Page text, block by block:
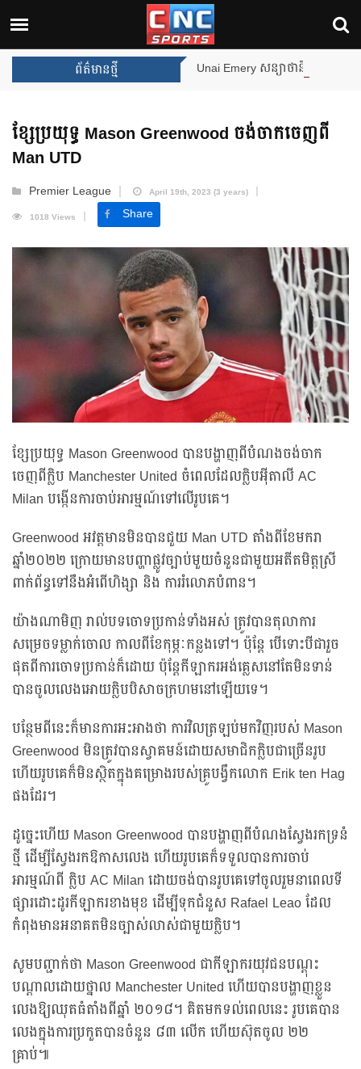
ព័ត៌មានថ្មីUnai Emery សន្យាថានឹងឈ្នះពានរង្វាន់បន្ថែមទៀត បន្
ខ្សែប្រយុទ្ធ Mason Greenwood ចង់ចាកចេញពី
Man UTD
Premier League
April 19th, 2023 (3 years)
1018 Views
Share
ខ្សែប្រយុទ្ធ Mason Greenwood បានបង្ហាញពីបំណងចង់ចាក
ចេញពីក្លិប Manchester United ចំពេលដែលក្លិបអ៊ីតាលី AC
Milan បង្កើនការចាប់អារម្មណ៍ទៅលើរូបគេ។
Greenwood អវត្តមានមិនបានជួយ Man UTD តាំងពីខែមករា
ឆ្នាំ២០២២ ក្រោយមានបញ្ហាផ្លូវច្បាប់មួយចំនួនជាមួយអតីតមិត្តស្រី
ពាក់ព័ន្ធទៅនឹងអំពើហិង្សា និង ការរំលោភបំពាន។
យ៉ាងណាមិញ រាល់បទចោទប្រកាន់ទាំងអស់ ត្រូវបានតុលាការ
សម្រេចទម្លាក់ចោល កាលពីខែកុម្ភៈកន្លងទៅ។ ប៉ុន្តែ បើទោះបីជារួច
ផុតពីការចោទប្រកាន់ក៏ដោយ ប៉ុន្តែកីឡាករអង់គ្លេសនៅតែមិនទាន់
បានចូលលេងអោយក្លិបបិសាចក្រហមនៅឡើយទេ។
បន្ថែមពីនេះក៏មានការអះអាងថា ការវិលត្រឡប់មកវិញរបស់ Mason
Greenwood មិនត្រូវបានស្វាគមន៍ដោយសមាជិកក្លិបជាច្រើនរូប
ហើយរូបគេក៏មិនស្ថិតក្នុងគម្រោងរបស់គ្រូបង្វឹកលោក Erik ten Hag
ផងដែរ។
ដូច្នេះហើយ Mason Greenwood បានបង្ហាញពីបំណងស្វែងរកទ្រនំ
ថ្មី ដើម្បីស្វែងរកឱកាសលេង ហើយរូបគេក៏ទទួលបានការចាប់
អារម្មណ៍ពី ក្លិប AC Milan ដោយចង់បានរូបគេទៅចូលរួមនាពេលទី
ផ្សារដោះដូរកីឡាករខាងមុខ ដើម្បីទុកជំនួស Rafael Leao ដែល
កំពុងមានអនាគតមិនច្បាស់លាស់ជាមួយក្លិប។
សូមបញ្ជាក់ថា Mason Greenwood ជាកីឡាករយុវជនបណ្ដុះ
បណ្ដាលដោយថ្នាល Manchester United ហើយបានបង្ហាញខ្លួន
លេងឱ្យឈុតធំតាំងពីឆ្នាំ ២០១៨។ គិតមកទល់ពេលនេះ រូបគេបាន
លេងក្នុងការប្រកួតបានចំនួន ៨៣ លើក ហើយស៊ុតចូល ២២
គ្រាប់៕